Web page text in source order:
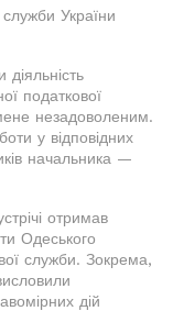
України
податкової
незадоволеним.
у відповідних
начальника —
отримав
Одеського
служби. Зокрема,
дій